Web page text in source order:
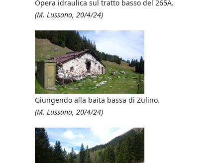
Opera idraulica sul tratto basso del 265A.
(M. Lussana, 20/4/24)
Giungendo alla baita bassa di Zulino.
(M. Lussana, 20/4/24)